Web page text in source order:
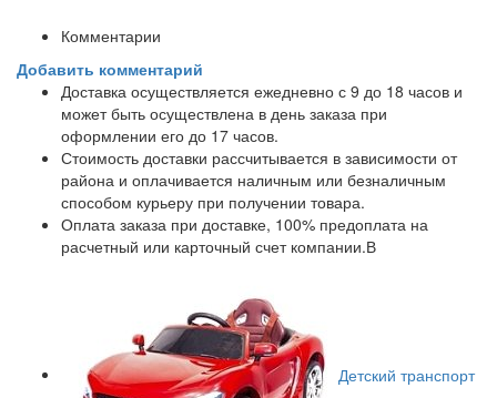
Комментарии
Добавить комментарий
Доставка осуществляется ежедневно с 9 до 18 часов и
может быть осуществлена в день заказа при
оформлении его до 17 часов.
Стоимость доставки рассчитывается в зависимости от
района и оплачивается наличным или безналичным
способом курьеру при получении товара.
Оплата заказа при доставке, 100% предоплата на
расчетный или карточный счет компании.В
Детский транспорт